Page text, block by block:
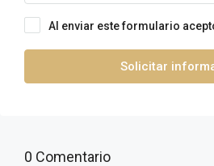
Al enviar este formulario
Solicitar
0 Comentario